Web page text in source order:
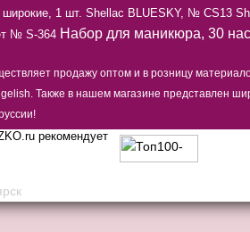
1 шт. Shellac BLUESKY, № CS13
№ S-364 Набор для маникюра, 30
продажу оптом и в розницу
gelish. Также в нашем магазине представлен
рекомендует